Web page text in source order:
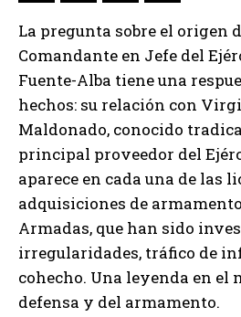
La pregunta sobre el origen
Comandante en Jefe del
Fuente-Alba tiene una
hechos: su relación con
Maldonado, conocido
principal proveedor del
aparece en cada una de las
adquisiciones de
Armadas, que han sido
irregularidades, tráfico de
cohecho. Una leyenda en el
defensa y del armamento.